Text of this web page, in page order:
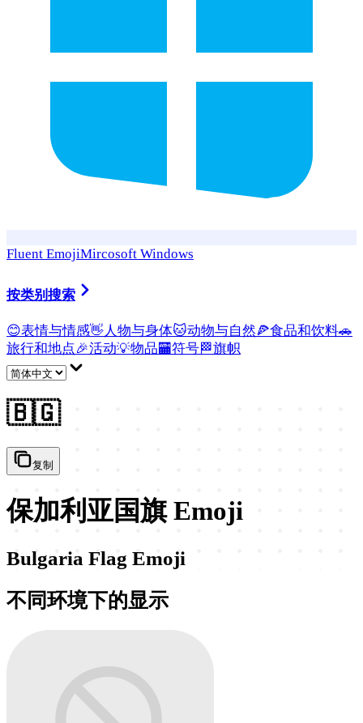
Fluent EmojiMircosoft Windows
按类别搜索
😊表情与情感👋 人物与身体🐱动物与自然🍕食品和饮料🚗
旅行和地点🎉活动💡物品🏧符号🏁旗帜
🇧🇬
复制
保加利亚国旗 Emoji
Bulgaria Flag Emoji
不同环境下的显示